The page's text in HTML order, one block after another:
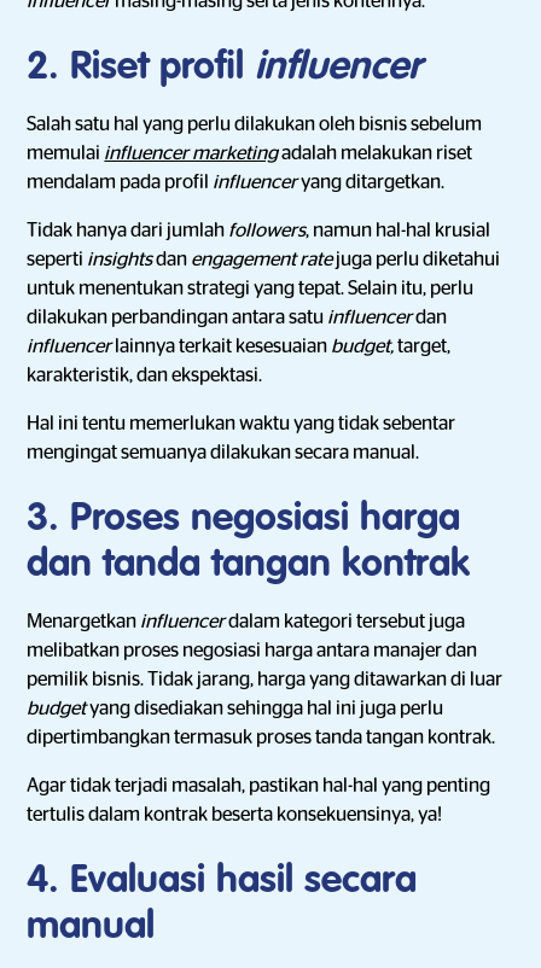
2. Riset profil influencer
Salah satu hal yang perlu dilakukan oleh bisnis sebelum
memulai influencer marketingadalah melakukan riset
mendalam pada profil influenceryang ditargetkan.
Tidak hanya dari jumlah followers, namun hal-hal krusial
seperti insightsdan engagement ratejuga perlu diketahui
untuk menentukan strategi yang tepat. Selain itu, perlu
dilakukan perbandingan antara satu influencerdan
influencer lainnya terkait kesesuaian budget,target,
karakteristik, dan ekspektasi.
Hal ini tentu memerlukan waktu yang tidak sebentar
mengingat semuanya dilakukan secara manual.
3. Proses negosiasi harga
dan tanda tangan kontrak
Menargetkan influencerdalam kategori tersebut juga
melibatkan proses negosiasi harga antara manajer dan
pemilik bisnis. Tidak jarang, harga yang ditawarkan di luar
budgetyang disediakan sehingga hal ini juga perlu
dipertimbangkan termasuk proses tanda tangan kontrak.
Agar tidak terjadi masalah, pastikan hal-hal yang penting
tertulis dalam kontrak beserta konsekuensinya, ya!
4. Evaluasi hasil secara
manual